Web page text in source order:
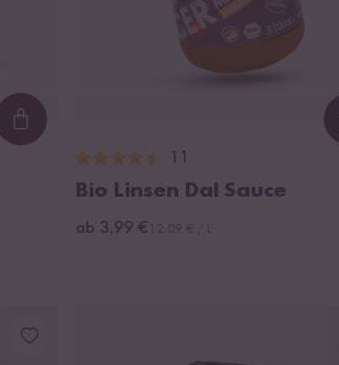
Loading...
Bio Linsen Dal Sauce
ab 3,99 €